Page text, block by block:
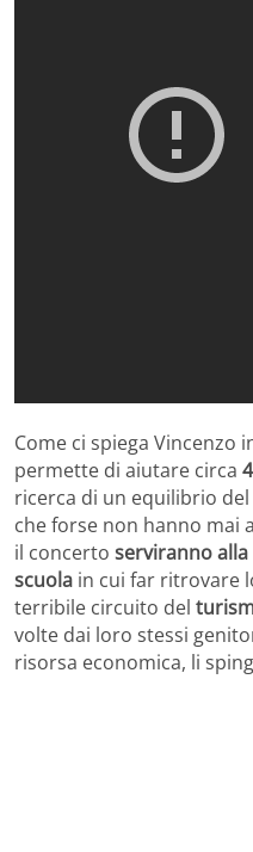
Come ci spiega Vincenzo
permette di aiutare circa
ricerca di un equilibrio
che forse non hanno mai
il concerto serviranno
scuola in cui far ritrovare
terribile circuito del
volte dai loro stessi
risorsa economica, li